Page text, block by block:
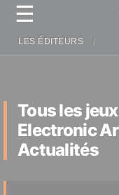
☰
LES ÉDITEURS
Tous les
Electronic
Actualités
Panneau de